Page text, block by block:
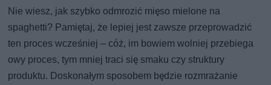
Nie wiesz, jak szybko odmrozić mięso mielone na
spaghetti? Pamiętaj, że lepiej jest zawsze przeprowadzić
ten proces wcześniej – cóż, im bowiem wolniej przebiega
owy proces, tym mniej traci się smaku czy struktury
produktu. Doskonałym sposobem będzie rozmrażanie